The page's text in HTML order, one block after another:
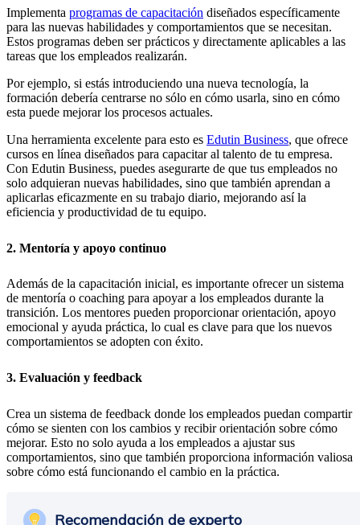
Implementa programas de capacitación diseñados específicamente
para las nuevas habilidades y comportamientos que se necesitan.
Estos programas deben ser prácticos y directamente aplicables a las
tareas que los empleados realizarán.
Por ejemplo, si estás introduciendo una nueva tecnología, la
formación debería centrarse no sólo en cómo usarla, sino en cómo
esta puede mejorar los procesos actuales.
Una herramienta excelente para esto es Edutin Business, que ofrece
cursos en línea diseñados para capacitar al talento de tu empresa.
Con Edutin Business, puedes asegurarte de que tus empleados no
solo adquieran nuevas habilidades, sino que también aprendan a
aplicarlas eficazmente en su trabajo diario, mejorando así la
eficiencia y productividad de tu equipo.
2. Mentoría y apoyo continuo
Además de la capacitación inicial, es importante ofrecer un sistema
de mentoría o coaching para apoyar a los empleados durante la
transición. Los mentores pueden proporcionar orientación, apoyo
emocional y ayuda práctica, lo cual es clave para que los nuevos
comportamientos se adopten con éxito.
3. Evaluación y feedback
Crea un sistema de feedback donde los empleados puedan compartir
cómo se sienten con los cambios y recibir orientación sobre cómo
mejorar. Esto no solo ayuda a los empleados a ajustar sus
comportamientos, sino que también proporciona información valiosa
sobre cómo está funcionando el cambio en la práctica.
Recomendación de experto